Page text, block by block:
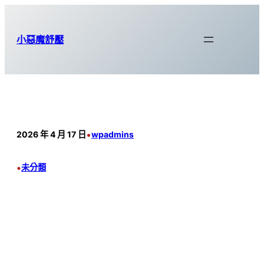
小惡魔舒壓
2026 年 4 月 17 日 •wpadmins
•未分類